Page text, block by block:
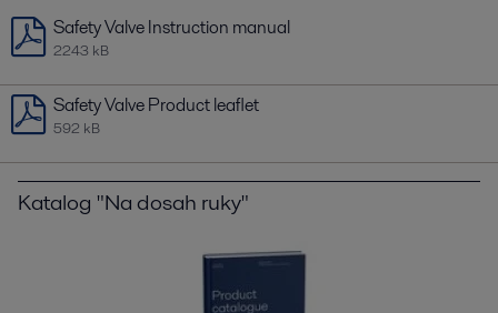
Safety Valve Instruction manual
2243 kB
Safety Valve Product leaflet
592 kB
Katalog "Na dosah ruky"